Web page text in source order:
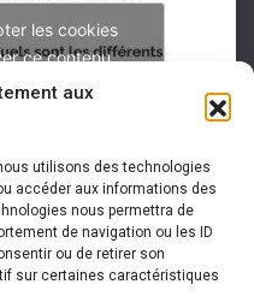
aux
utilisons des technologies
accéder aux informations des
nous permettra de
de navigation ou les ID
ou de retirer son
sur certaines caractéristiques
les cookies
ce contenu